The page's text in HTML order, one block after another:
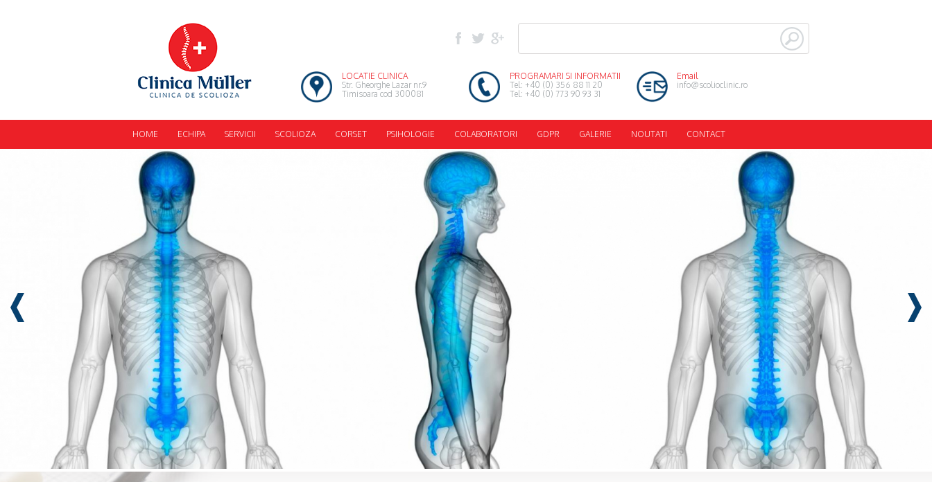
LOCATIE CLINICA
Str. Gheorghe Lazar nr.9
Timisoara cod 300081
PROGRAMARI SI INFORMATII
Tel: +40 (0) 356 88 11 20
Tel: +40 (0) 773 90 93 31
Email
info@scolioclinic.ro
HOME ECHIPA SERVICII SCOLIOZA CORSET PSIHOLOGIE COLABORATORI GDPR GALERIE NOUTATI CONTACT